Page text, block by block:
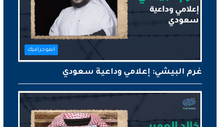
انفوجرافيك
غرم البيشي: إعلامي وداعية سعودي